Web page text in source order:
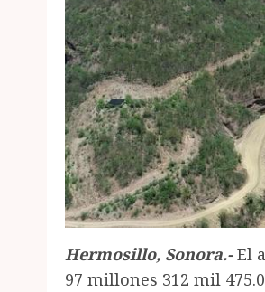
Hermosillo, Sonora.-El
97 millones 312 mil